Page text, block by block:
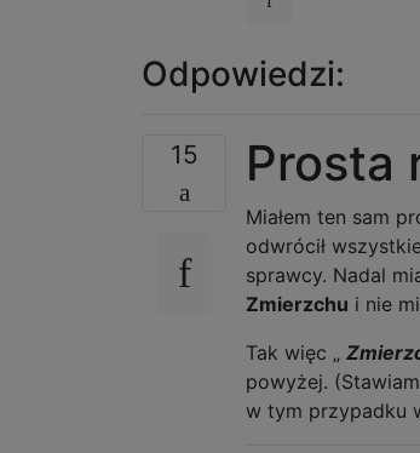
Odpowiedzi:
15 Prosta
Miałem ten sam
odwrócił
sprawcy. Nadal
Zmierzchu i nie
Tak więc „
powyżej.
w tym przypadku